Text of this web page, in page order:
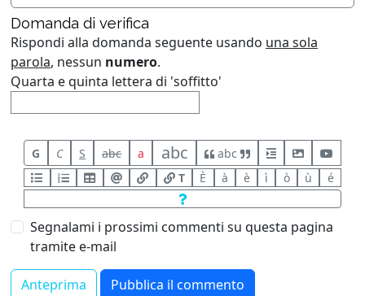
Domanda di verifica
Rispondi alla domanda seguente usando una sola
parola, nessun numero.
Quarta e quinta lettera di 'soffitto'
G C S abc a abc
abc
T
È à è ì ò ù é
Segnalami i prossimi commenti su questa pagina
tramite e-mail